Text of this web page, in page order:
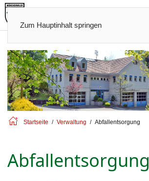
Zum Hauptinhalt springen
Startseite Verwaltung Abfallentsorgung
Abfallentsorgung